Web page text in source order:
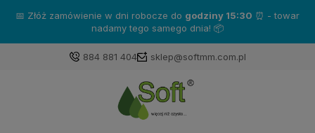
Zakup produkty markiKatrin - a otrzymasz gratisy!❤️
884 881 404 sklep@softmm.com.pl